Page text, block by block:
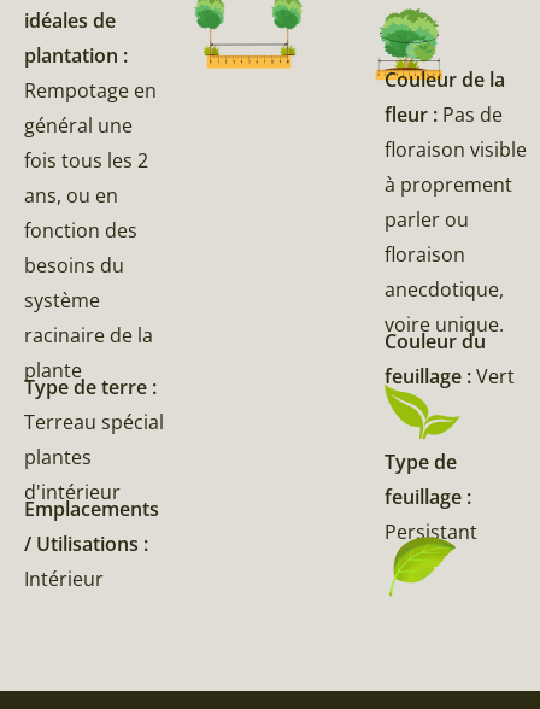
idéales de
plantation :
Rempotage en
général une
fois tous les 2
ans, ou en
fonction des
besoins du
système
racinaire de la
plante
Type de terre :
Terreau spécial
plantes
d'intérieur
Emplacements
/ Utilisations :
Intérieur
Couleur de la
fleur : Pas de
floraison visible
à proprement
parler ou
floraison
anecdotique,
voire unique.
Couleur du
feuillage :Vert
Type de
feuillage :
Persistant